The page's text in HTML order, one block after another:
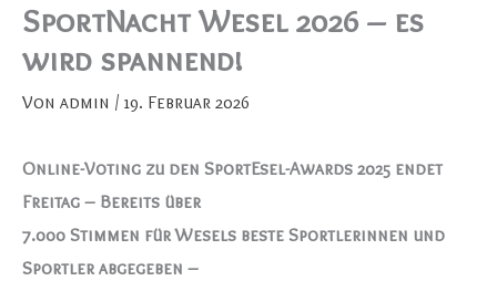
SportNacht Wesel 2026 – es
wird spannend!
Von admin / 19. Februar 2026
Online-Voting zu den SportEsel-Awards 2025 endet
Freitag – Bereits über
7.000 Stimmen für Wesels beste Sportlerinnen und
Sportler abgegeben –